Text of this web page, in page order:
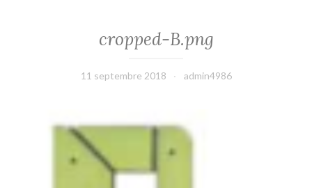
cropped-B.png
11 septembre 2018 admin4986